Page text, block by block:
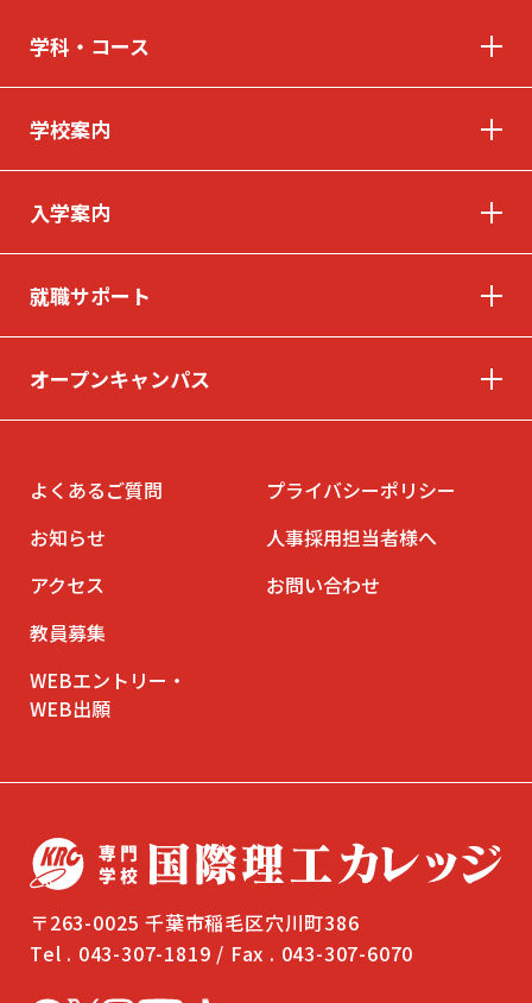
学科・コース
学校案内
入学案内
就職サポート
オープンキャンパス
よくあるご質問
お知らせ
アクセス
教員募集
WEBエントリー・
WEB出願
プライバシーポリシー
人事採用担当者様へ
お問い合わせ
〒263-0025 千葉市稲毛区穴川町386
Tel . 043-307-1819 / Fax . 043-307-6070